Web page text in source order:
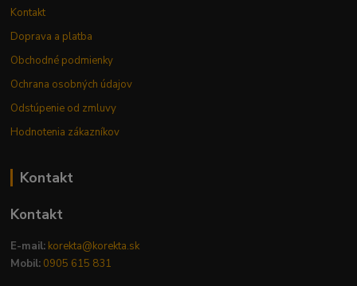
Kontakt
Doprava a platba
Obchodné podmienky
Ochrana osobných údajov
Odstúpenie od zmluvy
Hodnotenia zákazníkov
Kontakt
Kontakt
E-mail: korekta@korekta.sk
Mobil: 0905 615 831